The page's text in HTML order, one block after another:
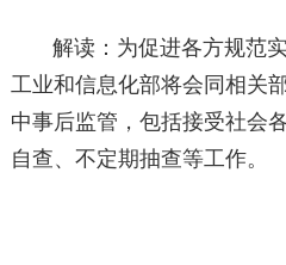
解读：为促进各方规范
工业和信息化部将会同相关
中事后监管，包括接受社会
自查、不定期抽查等工作。